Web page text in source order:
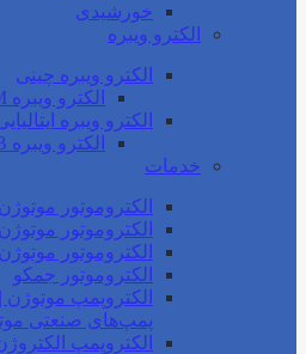
خورشیدی
الکترو ویبره
الکترو ویبره چینی
الکترو ویبره CVM
الکترو ویبره
الکترو ویبره OMB
خدمات
الکتروموتور
الکتروموتور
الکتروموتور
الکتروموتور جمکو
الکتروپمپ
پمپ‌های صنعتی
الکتروپمپ